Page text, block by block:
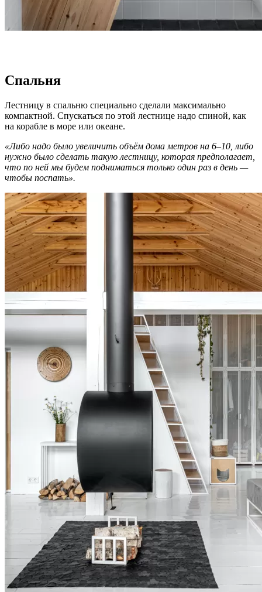
Спальня
Лестницу в спальню специально сделали максимально
компактной. Спускаться по этой лестнице надо спиной, как
на корабле в море или океане.
«Либо надо было увеличить объём дома метров на 6–10, либо
нужно было сделать такую лестницу, которая предполагает,
что по ней мы будем подниматься только один раз в день —
чтобы поспать».